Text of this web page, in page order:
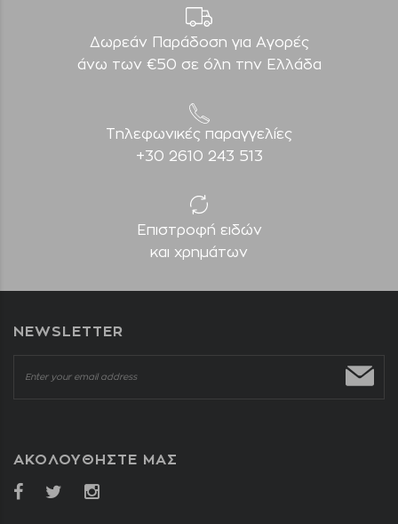
Δωρεάν Παράδοση για Aγορές
άνω των €50 σε όλη την Ελλάδα
Τηλεφωνικές παραγγελίες
+30 2610 243 513
Επιστροφή ειδών
και χρημάτων
NEWSLETTER
ΑΚΟΛΟΥΘΗΣΤΕ ΜΑΣ